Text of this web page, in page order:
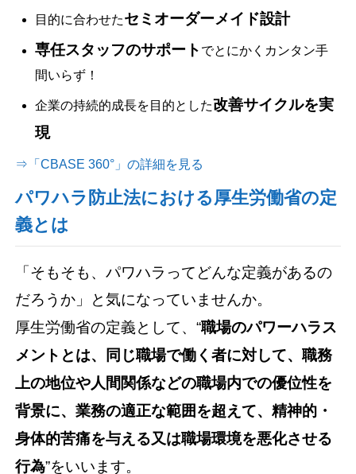
目的に合わせたセミオーダーメイド設計
専任スタッフのサポート でとにかくカンタン手
間いらず！
企業の持続的成長を目的とした改善サイクルを実
現
⇒「CBASE 360°」の詳細を見る
パワハラ防止法における厚生労働省の定
義とは
「そもそも、パワハラってどんな定義があるの
だろうか」と気になっていませんか。
厚生労働省の定義として、“職場のパワーハラス
メントとは、同じ職場で働く者に対して、職務
上の地位や人間関係などの職場内での優位性を
背景に、業務の適正な範囲を超えて、精神的・
身体的苦痛を与える又は職場環境を悪化させる
行為”をいいます。